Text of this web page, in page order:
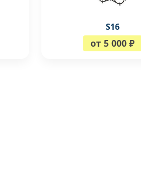
S16
от 5 000 ₽